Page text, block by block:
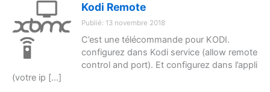
Kodi Remote
Publié: 13 novembre 2018
C’est une télécommande pour KODI.
configurez dans Kodi service (allow remote
control and port). Et configurez dans l’appli
(votre ip […]